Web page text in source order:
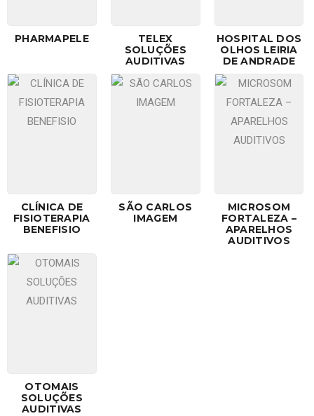
PHARMAPELE
TELEX
SOLUÇÕES
AUDITIVAS
HOSPITAL DOS
OLHOS LEIRIA
DE ANDRADE
CLÍNICA DE
FISIOTERAPIA
BENEFISIO
SÃO CARLOS
IMAGEM
MICROSOM
FORTALEZA –
APARELHOS
AUDITIVOS
OTOMAIS
SOLUÇÕES
AUDITIVAS